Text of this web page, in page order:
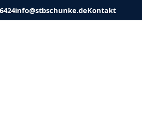
info@stbschunke.deKontakt